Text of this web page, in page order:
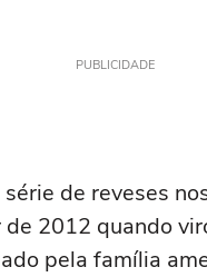
PUBLICIDADE
de reveses
2012 quando
pela família